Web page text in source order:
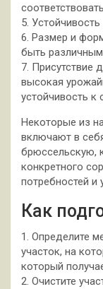
5.
6. Размер и
быть
7. Присутствие
высокая
устойчивость к
Некоторые из
включают в
брюссельскую,
конкретного
потребностей и
Как
1. Определите
участок, на
который
2. Очистите